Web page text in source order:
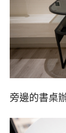
旁邊的書桌